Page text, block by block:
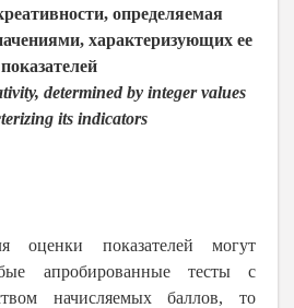
определяемая
характеризующих ее
показателей
determined by integer values
its indicators
оценки показателей могут
апробированные тесты с
начисляемых баллов, то